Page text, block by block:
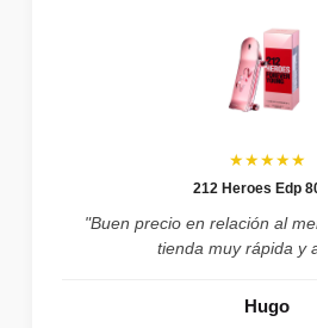
★★★★★
212 Heroes Edp
"Buen precio en relación al
tienda muy rápida y
Hugo